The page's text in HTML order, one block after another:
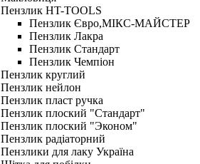
Пензлик HT-TOOLS
Пензлик Євро,МІКС-МАЙСТЕР
Пензлик Лакра
Пензлик Стандарт
Пензлик Чемпіон
Пензлик круглий
Пензлик нейлон
Пензлик пласт ручка
Пензлик плоский "Стандарт"
Пензлик плоский "Эконом"
Пензлик радіаторний
Пензлики для лаку Україна